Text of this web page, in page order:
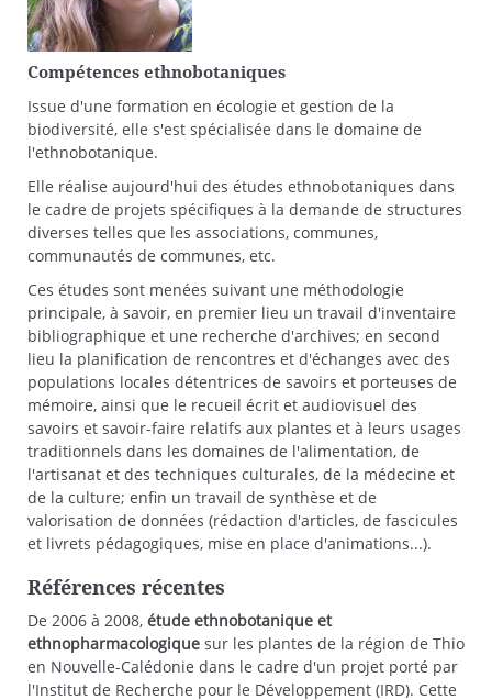
Compétences ethnobotaniques
Issue d'une formation en écologie et gestion de la
biodiversité, elle s'est spécialisée dans le domaine de
l'ethnobotanique.
Elle réalise aujourd'hui des études ethnobotaniques dans
le cadre de projets spécifiques à la demande de structures
diverses telles que les associations, communes,
communautés de communes, etc.
Ces études sont menées suivant une méthodologie
principale, à savoir, en premier lieu un travail d'inventaire
bibliographique et une recherche d'archives; en second
lieu la planification de rencontres et d'échanges avec des
populations locales détentrices de savoirs et porteuses de
mémoire, ainsi que le recueil écrit et audiovisuel des
savoirs et savoir-faire relatifs aux plantes et à leurs usages
traditionnels dans les domaines de l'alimentation, de
l'artisanat et des techniques culturales, de la médecine et
de la culture; enfin un travail de synthèse et de
valorisation de données (rédaction d'articles, de fascicules
et livrets pédagogiques, mise en place d'animations...).
Références récentes
De 2006 à 2008, étude ethnobotanique et
ethnopharmacologique sur les plantes de la région de Thio
en Nouvelle-Calédonie dans le cadre d'un projet porté par
l'Institut de Recherche pour le Développement (IRD). Cette